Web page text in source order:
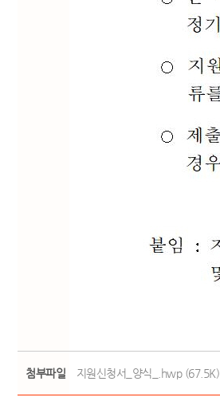
첨부파일 지원신청서_양식_.hwp (67.5K)